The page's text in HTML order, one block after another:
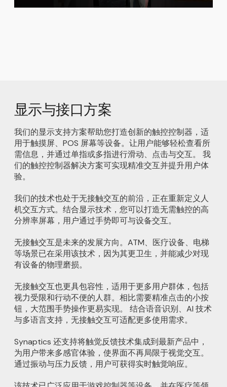
显示与接口方案
我们的显示支持方案帮助您打造创新的触控控制器，适
用于触摸屏、POS 屏幕等设备。让用户能够轻松查看所
需信息，并通过单指或多指进行滑动、点击与交互。 我
们的触控控制器解决方案可实现精准交互并提升用户体
验。
我们的技术也处于无接触交互的前沿，正在重新定义人
机交互方式。结合显示技术，您可以打造无需触控的高
分辨率屏幕，用户通过手势即可与设备交互。
无接触交互是未来的发展方向。ATM、医疗设备、电梯
等场景已在采用该技术，因为其更卫生，并能减少对现
有设备的物理磨损。
无接触交互也更具包容性，适用于更多用户群体，包括
视力受限和行动不便的人群。相比需要精准点击的小按
钮，大范围手势操作更易实现。 结合语音识别、AI 技术
与多语言支持，无接触交互可适配更多使用需求。
Synaptics 还支持将触觉反馈技术集成到最新产品中，
为用户带来多感官体验，使界面不再局限于视觉交互。
通过振动与压力反馈，用户可获得实时触觉响应。